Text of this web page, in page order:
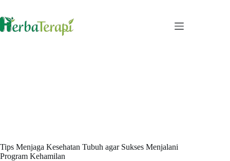
content
Tips Menjaga Kesehatan Tubuh agar Sukses Menjalani
Program Kehamilan